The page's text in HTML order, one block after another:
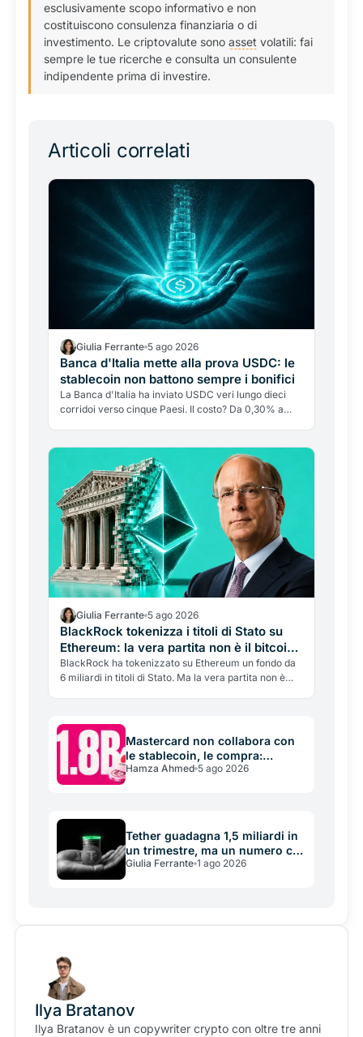
esclusivamente scopo informativo e non
costituiscono consulenza finanziaria o di
investimento. Le criptovalute sono asset volatili: fai
sempre le tue ricerche e consulta un consulente
indipendente prima di investire.
Articoli correlati
Giulia Ferrante 5 ago 2026
Banca d'Italia mette alla prova USDC: le
stablecoin non battono sempre i bonifici
La Banca d'Italia ha inviato USDC veri lungo dieci
corridoi verso cinque Paesi. Il costo? Da 0,30% a
Giulia Ferrante 5 ago 2026
BlackRock tokenizza i titoli di Stato su
Ethereum: la vera partita non è il bitcoin,
sono le stablecoin
BlackRock ha tokenizzato su Ethereum un fondo da
6 miliardi in titoli di Stato. Ma la vera partita non è
Mastercard non collabora con
le stablecoin, le compra:
acquisizione da 1,8 miliardi che
Hamza Ahmed 5 ago 2026
Tether guadagna 1,5 miliardi in
un trimestre, ma un numero che
nessuno guarda si è dimezzato
Giulia Ferrante 1 ago 2026
Ilya Bratanov
Ilya Bratanov è un copywriter crypto con oltre tre anni